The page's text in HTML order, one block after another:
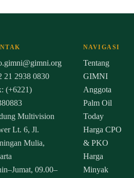
21 2938 0830
(+6221)
Multivision
Lt. 6, Jl.
Mulia,
09.00–
NAVIGASI
Tentang
GIMNI
Anggota
Palm Oil
Today
Harga CPO
& PKO
Harga
Minyak